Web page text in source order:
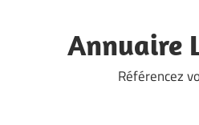
contentAnnuaire
Référencez